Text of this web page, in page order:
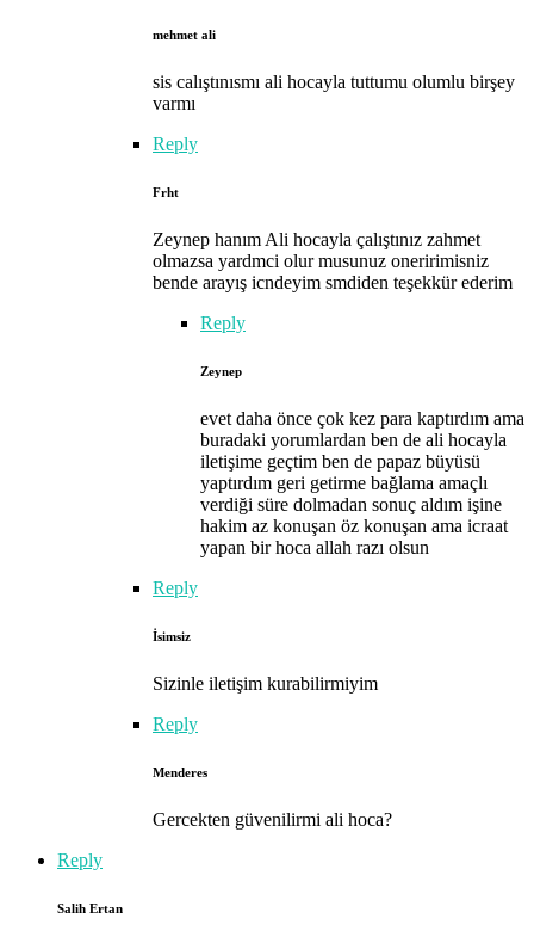
mehmet ali
sis calıştınısmı ali hocayla tuttumu olumlu birşey
varmı
Reply
Frht
Zeynep hanım Ali hocayla çalıştınız zahmet
olmazsa yardmci olur musunuz oneririmisniz
bende arayış icndeyim smdiden teşekkür ederim
Reply
Zeynep
evet daha önce çok kez para kaptırdım ama
buradaki yorumlardan ben de ali hocayla
iletişime geçtim ben de papaz büyüsü
yaptırdım geri getirme bağlama amaçlı
verdiği süre dolmadan sonuç aldım işine
hakim az konuşan öz konuşan ama icraat
yapan bir hoca allah razı olsun
Reply
İsimsiz
Sizinle iletişim kurabilirmiyim
Reply
Menderes
Gercekten güvenilirmi ali hoca?
Reply
Salih Ertan